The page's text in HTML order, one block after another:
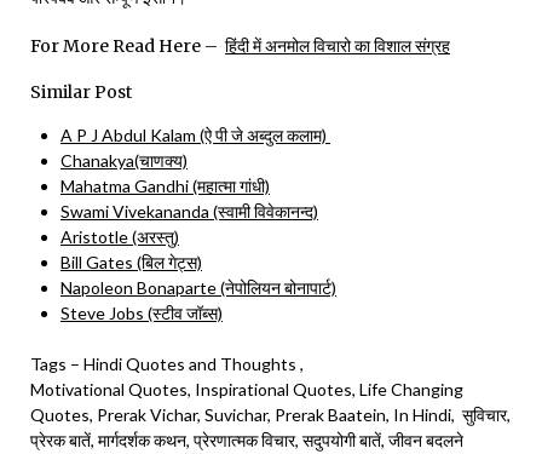
For More Read Here – हिंदी में अनमोल विचारो का विशाल संग्रह
Similar Post
A P J Abdul Kalam (ऐ पी जे अब्दुल कलाम)
Chanakya(चाणक्य)
Mahatma Gandhi (महात्मा गांधी)
Swami Vivekananda (स्वामी विवेकानन्द)
Aristotle (अरस्तु)
Bill Gates (बिल गेट्स)
Napoleon Bonaparte (नेपोलियन बोनापार्ट)
Steve Jobs (स्टीव जॉब्स)
Tags – Hindi Quotes and Thoughts ,
Motivational Quotes, Inspirational Quotes, Life Changing
Quotes, Prerak Vichar, Suvichar, Prerak Baatein, In Hindi, सुविचार,
प्रेरक बातें, मार्गदर्शक कथन, प्रेरणात्मक विचार, सदुपयोगी बातें, जीवन बदलने